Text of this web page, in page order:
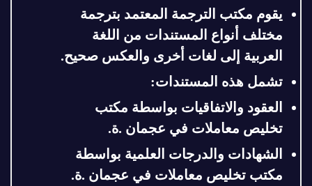
يقوم مكتب الترجمة المعتمد بترجمة
مختلف أنواع المستندات من اللغة
العربية إلى لغات أخرى والعكس صحيح.
تشمل هذه المستندات:
العقود والاتفاقيات بواسطة مكتب
تخليص معاملات في عجمان .ة.
الشهادات والدرجات العلمية بواسطة
مكتب تخليص معاملات في عجمان .ة.